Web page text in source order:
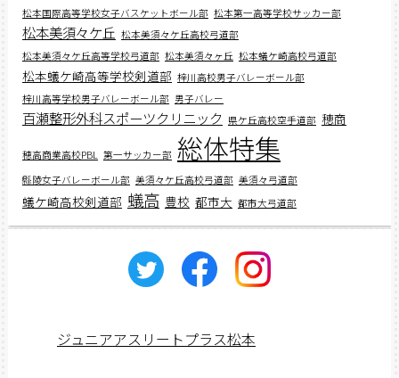
松本国際高等学校女子バスケットボール部 松本第一高等学校サッカー部
松本美須々ケ丘 松本美須々ケ丘高校弓道部
松本美須々ケ丘高等学校弓道部 松本美須々ヶ丘 松本蟻ケ崎高校弓道部
松本蟻ケ崎高等学校剣道部 梓川高校男子バレーボール部
梓川高等学校男子バレーボール部 男子バレー
百瀬整形外科スポーツクリニック 県ケ丘高校空手道部 穂商
穂高商業高校PBL 第一サッカー部 総体特集
縣陵女子バレーボール部 美須々ケ丘高校弓道部 美須々弓道部
蟻ケ崎高校剣道部 蟻高 豊校 都市大 都市大弓道部
ジュニアアスリートプラス松本